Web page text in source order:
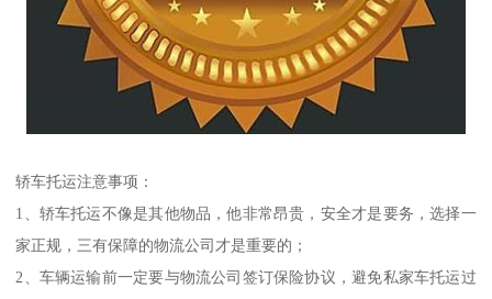
轿车托运注意事项：
1、轿车托运不像是其他物品，他非常昂贵，安全才是要务，选择一
家正规，三有保障的物流公司才是重要的；
2、车辆运输前一定要与物流公司签订保险协议，避免私家车托运过